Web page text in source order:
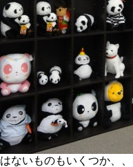
ないものもいくつか、、